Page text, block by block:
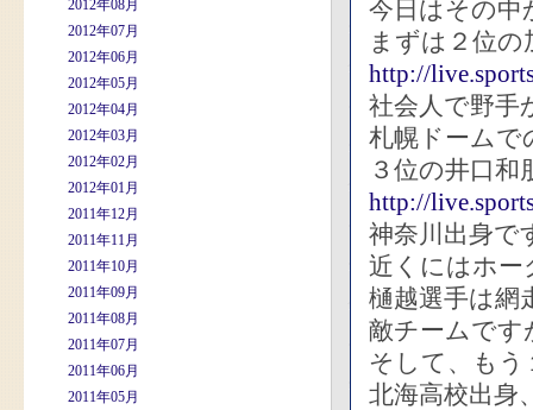
2012年08月
2012年07月
2012年06月
2012年05月
2012年04月
2012年03月
2012年02月
2012年01月
2011年12月
2011年11月
2011年10月
2011年09月
2011年08月
2011年07月
2011年06月
2011年05月
今日はその中
まずは２位の
http://
社会人で野手
札幌ドームで
３位の井口
http://
神奈川出身で
近くにはホー
樋越選手は網
敵チームです
そして、もう
北海高校出身